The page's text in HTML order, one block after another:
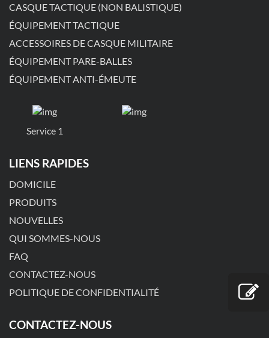
CASQUE TACTIQUE (NON BALISTIQUE)
ÉQUIPEMENT TACTIQUE
ACCESSOIRES DE CASQUE MILITAIRE
ÉQUIPEMENT PARE-BALLES
ÉQUIPEMENT ANTI-ÉMEUTE
Service 1
LIENS RAPIDES
DOMICILE
PRODUITS
NOUVELLES
QUI SOMMES-NOUS
FAQ
CONTACTEZ-NOUS
POLITIQUE DE CONFIDENTIALITÉ
CONTACTEZ-NOUS